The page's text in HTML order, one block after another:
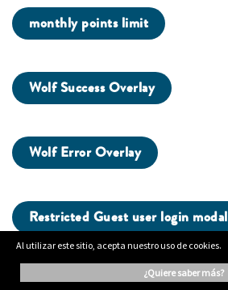
monthly points limit
Wolf Success Overlay
Wolf Error Overlay
Restricted Guest user login modal
Al utilizar este sitio, acepta nuestro uso de cookies.
¿quiere saber más?